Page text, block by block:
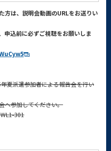
は、 説明会動画のURLをお送りい
申込前に必ずご視聴をお願いしま
夏派遣参加者による報告会を行い
へ参加してください。
301